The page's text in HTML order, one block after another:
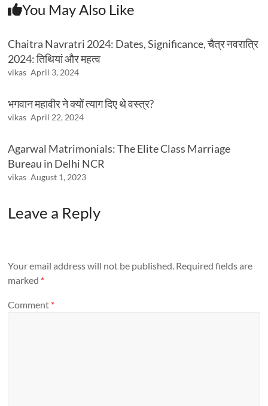
You May Also Like
Chaitra Navratri 2024: Dates, Significance, चैत्र नवरात्रि
2024: तिथियां और महत्व
vikas April 3, 2024
भगवान महावीर ने क्यों त्याग दिए थे वस्त्र?
vikas April 22, 2024
Agarwal Matrimonials: The Elite Class Marriage
Bureau in Delhi NCR
vikas August 1, 2023
Leave a Reply
Your email address will not be published. Required fields are
marked *
Comment *